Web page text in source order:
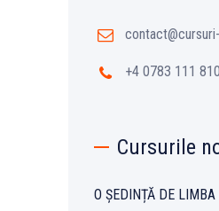
+4 0783 111 810
Cursurile
O ȘEDINȚĂ DE